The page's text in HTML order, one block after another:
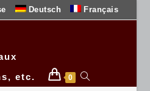
Deutsch Français
etc.
0